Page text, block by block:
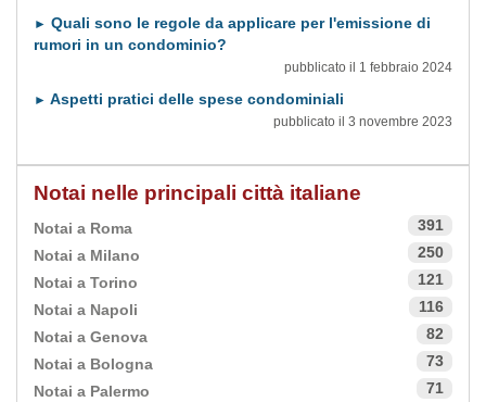
► Quali sono le regole da applicare per l'emissione di
rumori in un condominio?
pubblicato il 1 febbraio 2024
► Aspetti pratici delle spese condominiali
pubblicato il 3 novembre 2023
Notai nelle principali città italiane
Notai a Roma
391
Notai a Milano
250
Notai a Torino
121
Notai a Napoli
116
Notai a Genova
82
Notai a Bologna
73
Notai a Palermo
71